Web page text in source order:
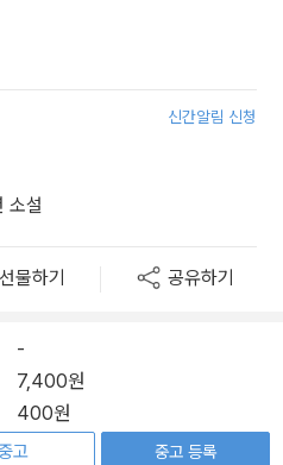
신간알림 신청
소설
선물하기 공유하기
-
7,400원
400원
고
중고 등록